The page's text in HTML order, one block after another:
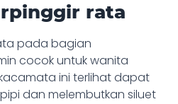
rata
pada bagian
cocok untuk wanita
ini terlihat dapat
dan melembutkan siluet